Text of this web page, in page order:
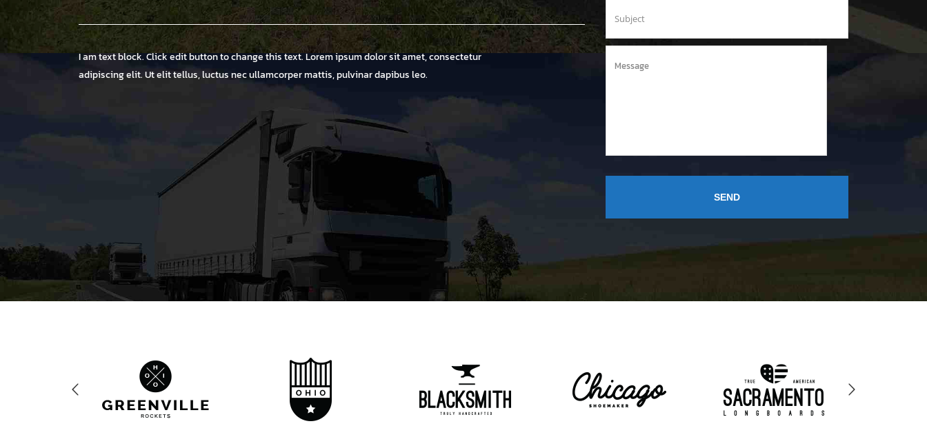
I am text block. Click edit button to change this text. Lorem ipsum dolor sit amet, consectetur
adipiscing elit. Ut elit tellus, luctus nec ullamcorper mattis, pulvinar dapibus leo.